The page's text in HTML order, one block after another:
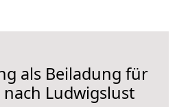
als Beiladung für
Ludwigslust